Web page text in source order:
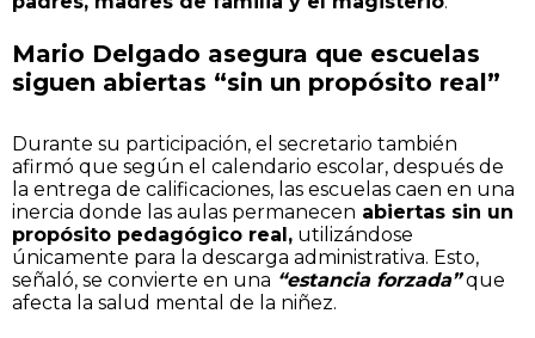
Mario Delgado asegura que escuelas
siguen abiertas “sin un propósito real”
Durante su participación, el secretario también
afirmó que según el calendario escolar, después de
la entrega de calificaciones, las escuelas caen en una
inercia donde las aulas permanecen abiertas sin un
propósito pedagógico real, utilizándose
únicamente para la descarga administrativa. Esto,
señaló, se convierte en una “estancia forzada”que
afecta la salud mental de la niñez.